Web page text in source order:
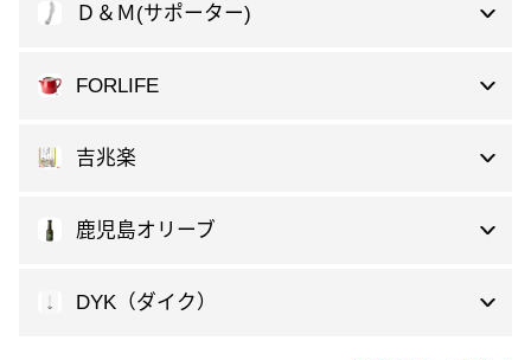
Ｄ＆Ｍ(サポーター)
FORLIFE
吉兆楽
鹿児島オリーブ
DYK（ダイク）